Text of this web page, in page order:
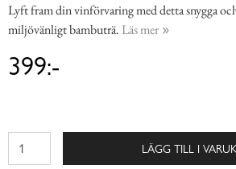
Lyft fram din vinförvaring med detta snygga
miljövänligt bambuträ. Läs mer
399:-
LÄGG TILL I